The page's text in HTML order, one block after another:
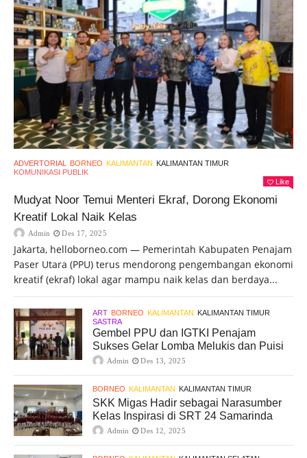
ADVERTORIAL BORNEO KALIMANTAN KALIMANTAN TIMUR
KOMUNIKASI PUBLIK
Like
Mudyat Noor Temui Menteri Ekraf, Dorong Ekonomi
Kreatif Lokal Naik Kelas
Admin Des 17, 2025
Jakarta, helloborneo.com — Pemerintah Kabupaten Penajam
Paser Utara (PPU) terus mendorong pengembangan ekonomi
kreatif (ekraf) lokal agar mampu naik kelas dan berdaya...
ART BORNEO KALIMANTAN KALIMANTAN TIMUR
SASTRA
Gembel PPU dan IGTKI Penajam
Sukses Gelar Lomba Melukis dan Puisi
Admin Des 13, 2025
BORNEO KALIMANTAN KALIMANTAN TIMUR
SKK Migas Hadir sebagai Narasumber
Kelas Inspirasi di SRT 24 Samarinda
Admin Des 12, 2025